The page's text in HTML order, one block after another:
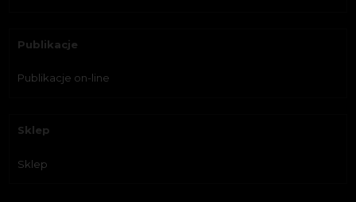
Publikacje
Publikacje on-line
Sklep
Sklep